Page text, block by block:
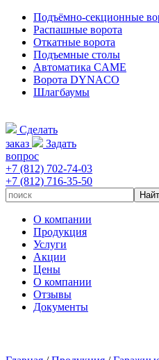
Подъёмно-секционные
Распашные ворота
Откатные ворота
Подъемные столы
Автоматика CAME
Ворота DYNACO
Шлагбаумы
Сделать
заказ
Задать
вопрос
+7 (812) 702-74-03
+7 (812) 716-35-50
О компании
Продукция
Услуги
Акции
Цены
О компании
Отзывы
Документы